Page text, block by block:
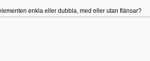
enkla eller dubbla, med eller utan flänsar?